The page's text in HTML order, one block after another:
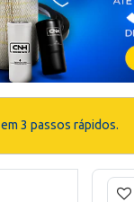
3 passos rápidos.